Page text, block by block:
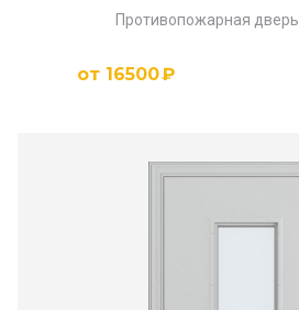
Противопожарная дверь
от 16500₽